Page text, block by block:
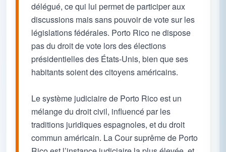
délégué, ce qui lui permet de participer aux
discussions mais sans pouvoir de vote sur les
législations fédérales. Porto Rico ne dispose
pas du droit de vote lors des élections
présidentielles des États-Unis, bien que ses
habitants soient des citoyens américains.
Le système judiciaire de Porto Rico est un
mélange du droit civil, influencé par les
traditions juridiques espagnoles, et du droit
commun américain. La Cour suprême de Porto